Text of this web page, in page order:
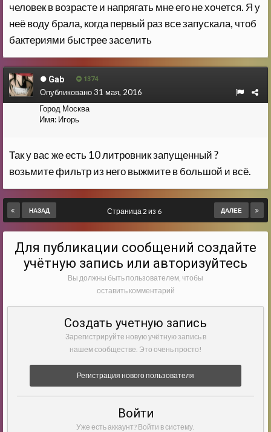
человек в возрасте и напрягать мне его не хочется. Я у
неё воду брала, когда первый раз все запускала, чтоб
бактериями быстрее заселить
Gab 1374
Город Москва
Имя: Игорь
Опубликовано31 мая, 2016
Так у вас же есть 10 литровник запущенный ?
возьмите фильтр из него выжмите в большой и всё.
НАЗАД ДАЛЕЕ
Страница 2 из 6
Для публикации сообщений создайте
учётную запись или авторизуйтесь
Вы должны быть пользователем, чтобы
оставить комментарий
Создать учетную запись
Зарегистрируйте новую учётную запись в
нашем сообществе. Это очень просто!
Регистрация нового пользователя
Войти
Уже есть аккаунт? Войти в систему.